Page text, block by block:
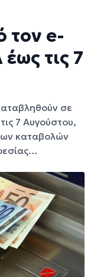
τον e-
τις 7
σε
7 Αυγούστου,
καταβολών